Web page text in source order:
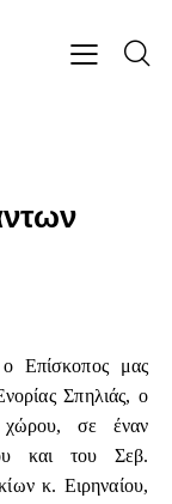
Επίσκοπος μας
Σπηλιάς, ο
χώρου, σε έναν
και του Σεβ.
κ. Ειρηναίου,